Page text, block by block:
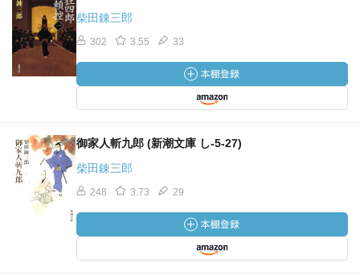
柴田錬三郎
302 3.55 33
御家人斬九郎 (新潮文庫 し-5-27)
柴田錬三郎
248 3.73 29